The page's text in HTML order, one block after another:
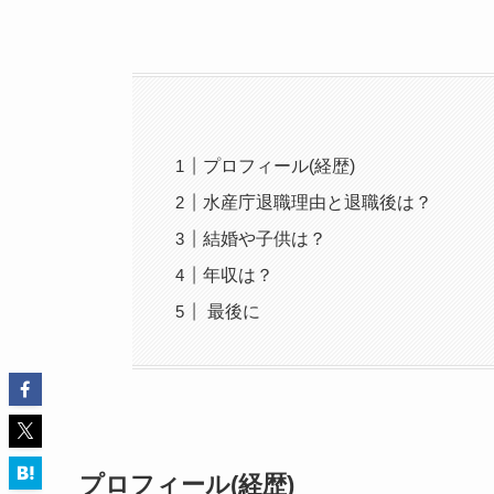
プロフィール(経歴)
水産庁退職理由と退職後は？
結婚や子供は？
年収は？
最後に
プロフィール(経歴)